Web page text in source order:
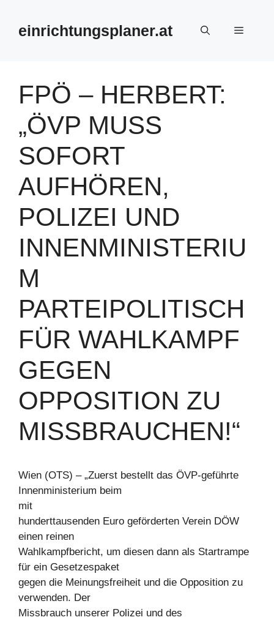
springeneinrichtungsplaner.at Menü
FPÖ – HERBERT:
„ÖVP MUSS
SOFORT
AUFHÖREN,
POLIZEI UND
INNENMINISTERIU
M
PARTEIPOLITISCH
FÜR WAHLKAMPF
GEGEN
OPPOSITION ZU
MISSBRAUCHEN!“
Wien (OTS) – „Zuerst bestellt das ÖVP-geführte
Innenministerium beim
mit
hunderttausenden Euro geförderten Verein DÖW
einen reinen
Wahlkampfbericht, um diesen dann als Startrampe
für ein Gesetzespaket
gegen die Meinungsfreiheit und die Opposition zu
verwenden. Der
Missbrauch unserer Polizei und des